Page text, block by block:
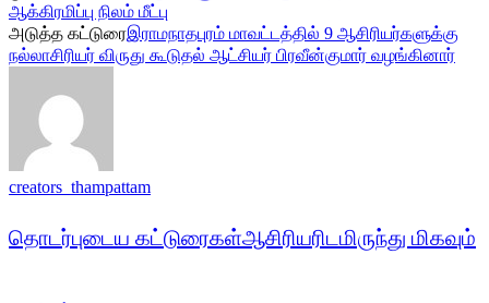
ஆக்கிரமிப்பு நிலம் மீட்பு
அடுத்த கட்டுரைஇராமநாதபுரம் மாவட்டத்தில் 9 ஆசிரியர்களுக்கு
நல்லாசிரியர் விருது கூடுதல் ஆட்சியர் பிரவீன்குமார் வழங்கினார்
creators_thampattam
தொடர்புடைய கட்டுரைகள்ஆசிரியரிடமிருந்து மிகவும்